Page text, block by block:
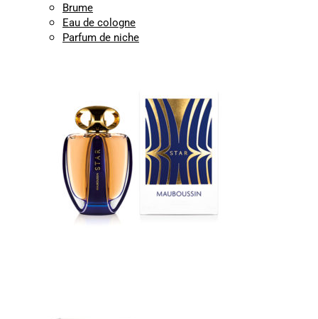
Brume
Eau de cologne
Parfum de niche